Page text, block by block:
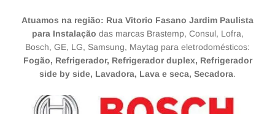
Atuamos na região: Rua Vitorio Fasano Jardim Paulista
para Instalação das marcas Brastemp, Consul, Lofra,
Bosch, GE, LG, Samsung, Maytag para eletrodomésticos:
Fogão, Refrigerador, Refrigerador duplex, Refrigerador
side by side, Lavadora, Lava e seca, Secadora.